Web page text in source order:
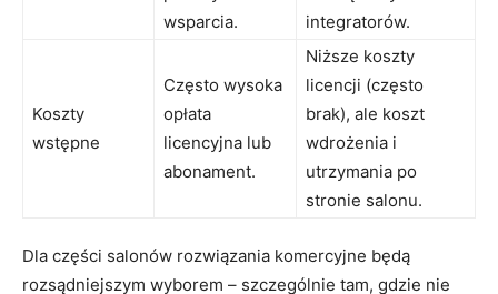
wsparcia.
integratorów.
Koszty
wstępne
Często wysoka
opłata
licencyjna lub
abonament.
Niższe koszty
licencji (często
brak), ale koszt
wdrożenia i
utrzymania po
stronie salonu.
Dla części salonów rozwiązania komercyjne będą
rozsądniejszym wyborem – szczególnie tam, gdzie nie